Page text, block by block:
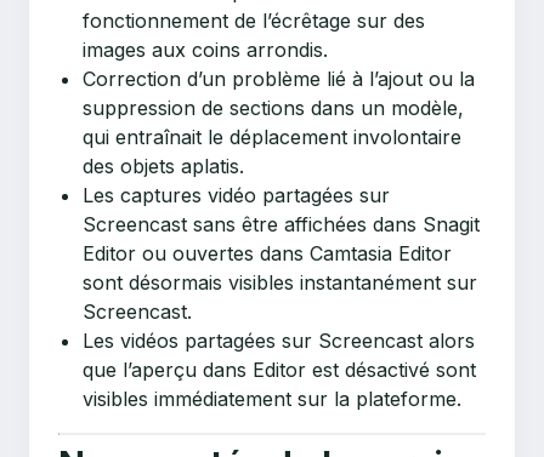
fonctionnement de l’écrêtage sur des
images aux coins arrondis.
Correction d’un problème lié à l’ajout ou la
suppression de sections dans un modèle,
qui entraînait le déplacement involontaire
des objets aplatis.
Les captures vidéo partagées sur
Screencast sans être affichées dans Snagit
Editor ou ouvertes dans Camtasia Editor
sont désormais visibles instantanément sur
Screencast.
Les vidéos partagées sur Screencast alors
que l’aperçu dans Editor est désactivé sont
visibles immédiatement sur la plateforme.